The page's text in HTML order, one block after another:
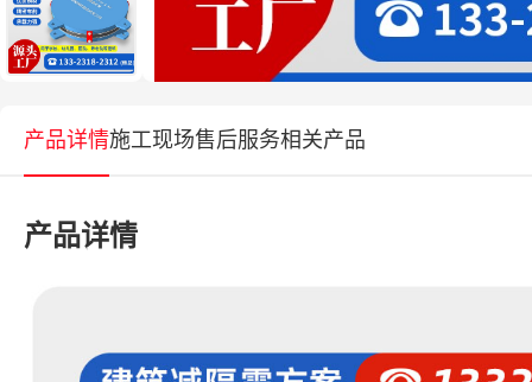
产品详情施工现场售后服务相关产品
产品详情